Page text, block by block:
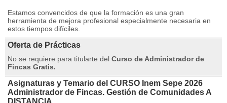
Estamos convencidos de que la formación es una gran
herramienta de mejora profesional especialmente necesaria en
estos tiempos difíciles.
Oferta de Prácticas
No se requiere para titularte del Curso de Administrador de
Fincas Gratis.
Asignaturas y Temario del CURSO Inem Sepe 2026
Administrador de Fincas. Gestión de Comunidades A
DISTANCIA